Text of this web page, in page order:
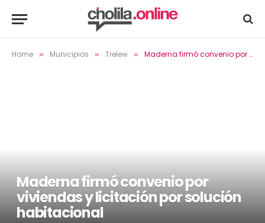
Home » Municipios » Trelew » Maderna firmó convenio por viviendas y licitación por solución habitacional
Maderna firmó convenio por
viviendas y licitación por solución
habitacional